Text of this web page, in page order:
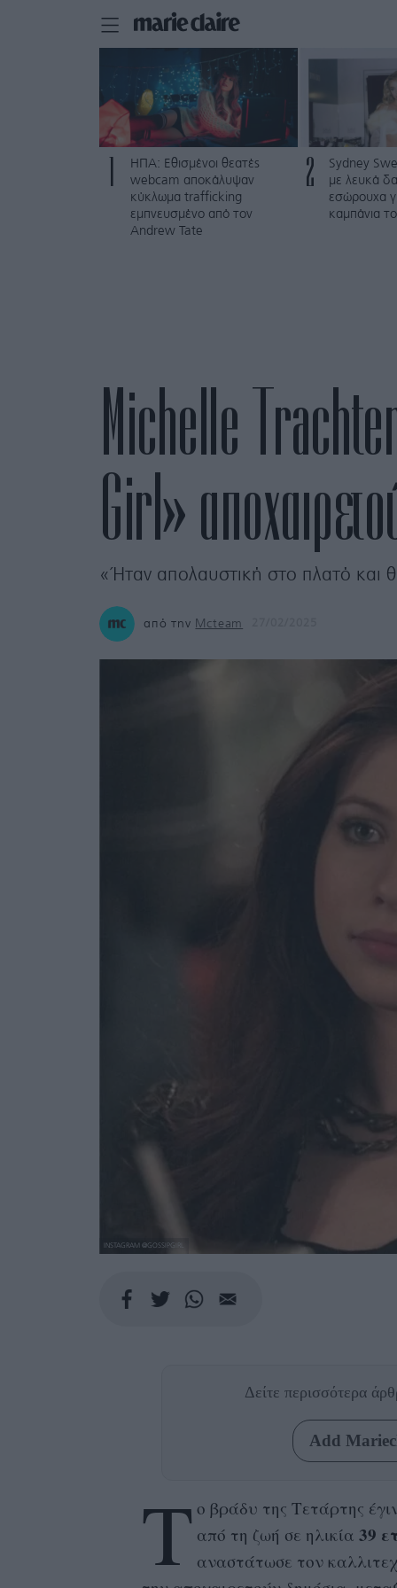
ΗΠΑ: Εθισμένοι θεατές
webcam αποκάλυψαν
κύκλωμα trafficking
εμπνευσμένο από τον
Andrew Tate
2
Sydney
με λευκά
εσώρουχα
καμπάνια
Michelle
Girl»
«Ήταν απολαυστική στο πλατό και
από την Mcteam
INSTAGRAM @GOSSIPGIRL
Δείτε περισσότερα
Add
Τ ο βράδυ της Τετάρτης
από τη ζωή σε ηλικία39
αναστάτωσε τον